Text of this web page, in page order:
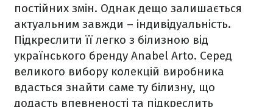
постійних змін. Однак дещо залишається
актуальним завжди – індивідуальність.
Підкреслити її легко з білизною від
українського бренду Anabel Arto. Серед
великого вибору колекцій виробника
вдасться знайти саме ту білизну, що
додасть впевненості та підкреслить